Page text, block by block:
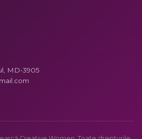
MD-3905